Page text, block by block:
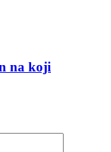
na koji